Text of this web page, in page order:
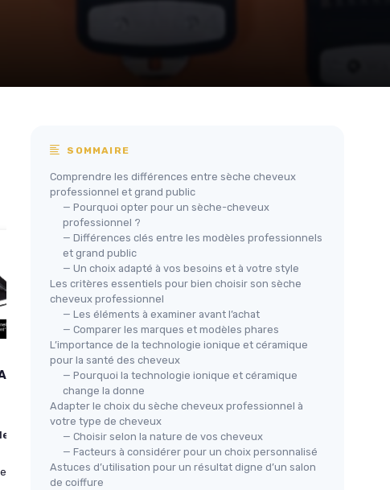
cheveux
CALOR
Sèche-cheveux Air Motion Noir
＋
Design révolutionnaire
＋ Léger
＋ Puissant
＋ Moteur digital
＋
Effet Coanda
★★★★★
★★★★★ 4,3/5 — 142 avis
SOMMAIRE
Comprendre les différences entre sèche cheveux
professionnel et grand public
— Pourquoi opter pour un sèche-cheveux
professionnel ?
— Différences clés entre les modèles professionnels
et grand public
— Un choix adapté à vos besoins et à votre style
Les critères essentiels pour bien choisir son sèche
cheveux professionnel
— Les éléments à examiner avant l’achat
— Comparer les marques et modèles phares
L’importance de la technologie ionique et céramique
pour la santé des cheveux
— Pourquoi la technologie ionique et céramique
change la donne
Adapter le choix du sèche cheveux professionnel à
votre type de cheveux
— Choisir selon la nature de vos cheveux
— Facteurs à considérer pour un choix personnalisé
Astuces d’utilisation pour un résultat digne d’un salon
de coiffure